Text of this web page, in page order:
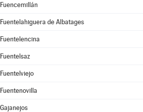
Fuencemillán
Fuentelahiguera de Albatages
Fuentelencina
Fuentelsaz
Fuentelviejo
Fuentenovilla
Gajanejos